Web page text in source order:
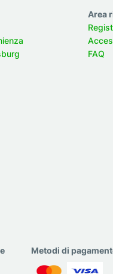
Area
FAQ
Metodi di